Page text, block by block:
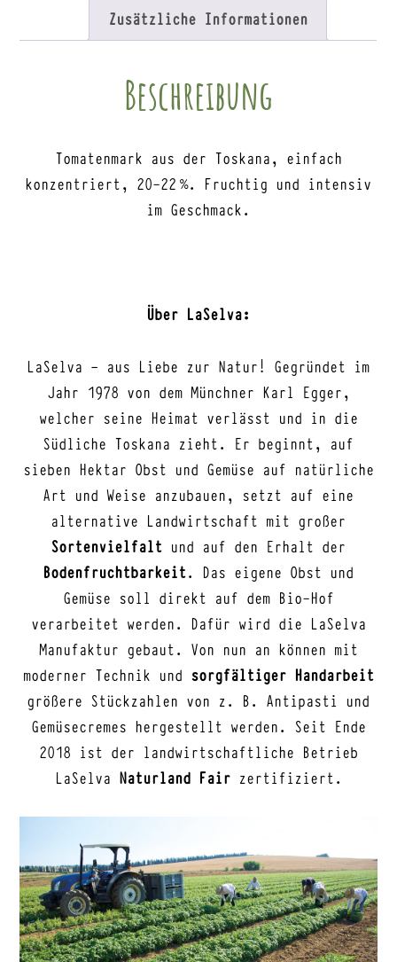
Zusätzliche Informationen
Beschreibung
Tomatenmark aus der Toskana, einfach
konzentriert, 20-22 %. Fruchtig und intensiv
im Geschmack.
Über LaSelva:
LaSelva – aus Liebe zur Natur! Gegründet im
Jahr 1978 von dem Münchner Karl Egger,
welcher seine Heimat verlässt und in die
Südliche Toskana zieht. Er beginnt, auf
sieben Hektar Obst und Gemüse auf natürliche
Art und Weise anzubauen, setzt auf eine
alternative Landwirtschaft mit großer
Sortenvielfalt und auf den Erhalt der
Bodenfruchtbarkeit. Das eigene Obst und
Gemüse soll direkt auf dem Bio-Hof
verarbeitet werden. Dafür wird die LaSelva
Manufaktur gebaut. Von nun an können mit
moderner Technik und sorgfältiger Handarbeit
größere Stückzahlen von z. B. Antipasti und
Gemüsecremes hergestellt werden. Seit Ende
2018 ist der landwirtschaftliche Betrieb
LaSelva Naturland Fair zertifiziert.